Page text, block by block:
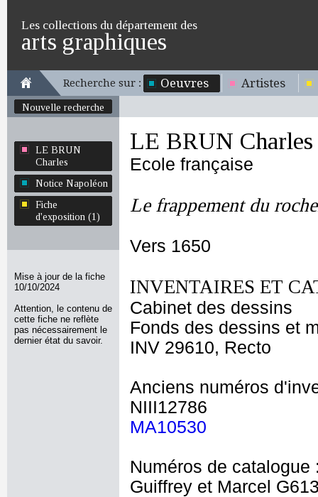
Les collections du département des
arts graphiques
Recherche sur : Oeuvres Artistes
Nouvelle recherche
LE BRUN
Charles
Notice Napoléon
Fiche
d'exposition (1)
Mise à jour de la fiche
10/10/2024
Attention, le contenu de
cette fiche ne reflète
pas nécessairement le
dernier état du savoir.
LE BRUN Charles
Ecole française
Le frappement du
Vers 1650
INVENTAIRES ET
Cabinet des dessins
Fonds des dessins et
INV 29610, Recto
Anciens numéros
NIII12786
MA10530
Numéros de catalogue
Guiffrey et Marcel